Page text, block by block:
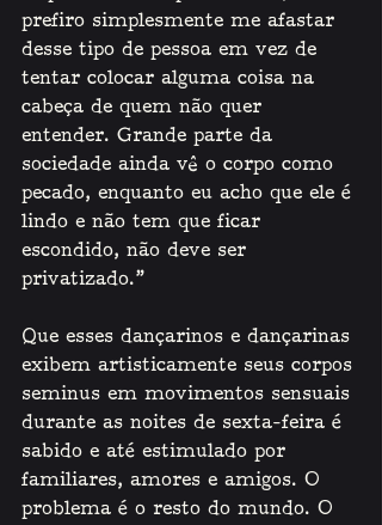
prefiro simplesmente me afastar
desse tipo de pessoa em vez de
tentar colocar alguma coisa na
cabeça de quem não quer
entender. Grande parte da
sociedade ainda vê o corpo como
pecado, enquanto eu acho que ele é
lindo e não tem que ficar
escondido, não deve ser
privatizado.”
Que esses dançarinos e dançarinas
exibem artisticamente seus corpos
seminus em movimentos sensuais
durante as noites de sexta-feira é
sabido e até estimulado por
familiares, amores e amigos. O
problema é o resto do mundo. O